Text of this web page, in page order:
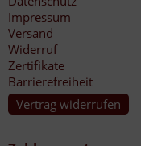
Impressum
Versand
Widerruf
Zertifikate
Barrierefreiheit
Vertrag widerrufen